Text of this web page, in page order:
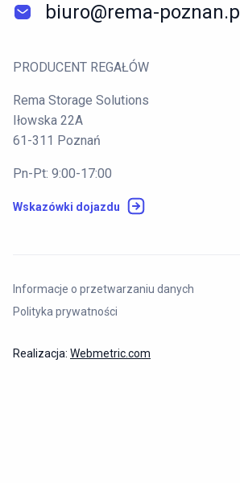
biuro@rema-poznan.pl
PRODUCENT REGAŁÓW
Rema Storage Solutions
Iłowska 22A
61-311 Poznań
Pn-Pt: 9:00-17:00
Wskazówki dojazdu
Informacje o przetwarzaniu danych
Polityka prywatności
Realizacja: Webmetric.com